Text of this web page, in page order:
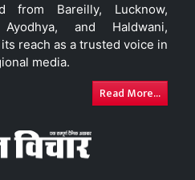
from Bareilly, Lucknow,
and Haldwani,
reach as a trusted voice in
media.
Read More...